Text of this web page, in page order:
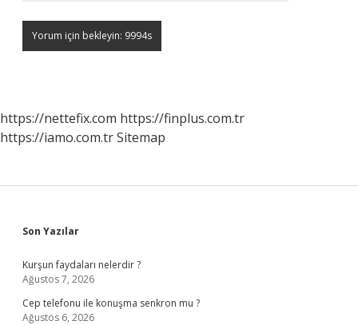
https://nettefix.com https://finplus.com.tr
https://iamo.com.trSitemap
Sidebar
Son Yazılar
Kurşun faydaları nelerdir ?
Ağustos 7, 2026
Cep telefonu ile konuşma senkron mu ?
Ağustos 6, 2026